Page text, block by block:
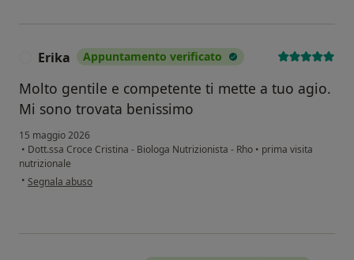
Erika Appuntamento verificato
Molto gentile e competente ti mette a tuo agio.
Mi sono trovata benissimo
15 maggio 2026
• Dott.ssa Croce Cristina - Biologa Nutrizionista - Rho • prima visita
nutrizionale
• secondo l'opinione dell'utente Erika
Segnala abuso